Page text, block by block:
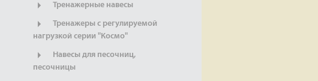
Тренажерные навесы
Тренажеры с регулируемой
нагрузкой серии "Космо"
Навесы для песочниц,
песочницы